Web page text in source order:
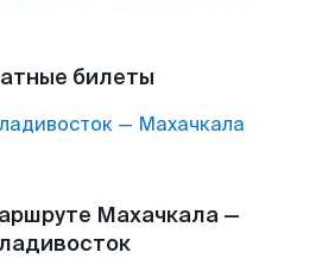
билеты
— Махачкала
Махачкала —